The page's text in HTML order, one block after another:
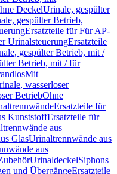
DeckelUrinale, gespülter
gespülter Betrieb,
Ersatzteile für Für AP-
UrinalsteuerungErsatzteile
gespülter Betrieb, mit /
Betrieb, mit / für
Mit
wasserloser
BetriebOhne
Ersatzteile für
KunststoffErsatzteile für
aus
GlasUrinaltrennwände aus
aus
UrinaldeckelSiphons
und ÜbergängeErsatzteile